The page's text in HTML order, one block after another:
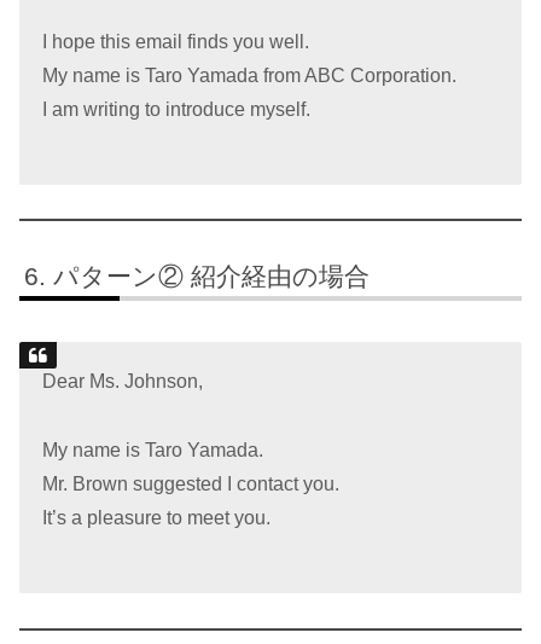
I hope this email finds you well.
My name is Taro Yamada from ABC Corporation.
I am writing to introduce myself.
パターン② 紹介経由の場合
Dear Ms. Johnson,
My name is Taro Yamada.
Mr. Brown suggested I contact you.
It’s a pleasure to meet you.